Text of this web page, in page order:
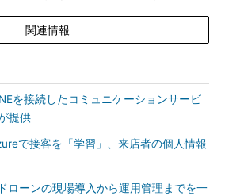
関連情報
を接続したコミュニケーションサービ
提供
で接客を「学習」、来店者の個人情報
ローンの現場導入から運用管理までを一